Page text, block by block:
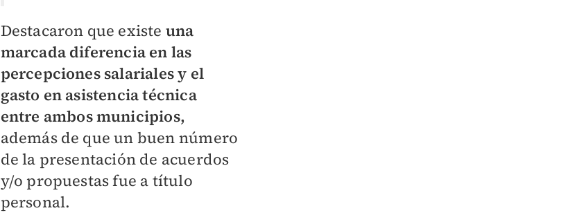
Destacaron que existe una
marcada diferencia en las
percepciones salariales y el
gasto en asistencia técnica
entre ambos municipios,
además de que un buen número
de la presentación de acuerdos
y/o propuestas fue a título
personal.